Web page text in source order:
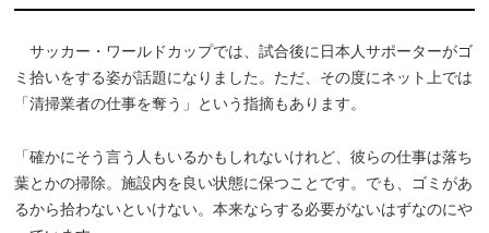
サッカー・ワールドカップでは、試合後に日本人サポーターがゴ
ミ拾いをする姿が話題になりました。ただ、その度にネット上では
「清掃業者の仕事を奪う」という指摘もあります。
「確かにそう言う人もいるかもしれないけれど、彼らの仕事は落ち
葉とかの掃除。施設内を良い状態に保つことです。でも、ゴミがあ
るから拾わないといけない。本来ならする必要がないはずなのにや